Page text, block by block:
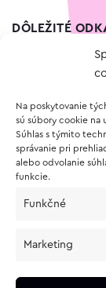
Na poskytovanie
sú súbory cookie na
Súhlas s týmito
správanie pri
alebo odvolanie
funkcie.
Funkčné
Marketing
DÔLEŽITÉ
Vernostný
O NÁKUPE
Vrátenie a